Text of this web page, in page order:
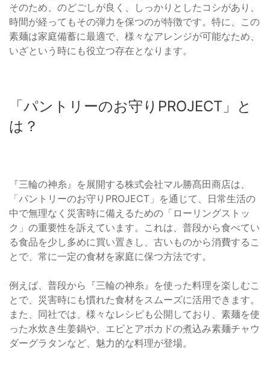
そのため、のどごしが良く、しっかりとしたコシがあり、
時間が経ってもその弾力を保つのが特徴です。特に、この
素麺は家庭備蓄に最適で、様々なアレンジが可能なため、
いざという時にも役立つ存在となります。
「パントリーのお守りPROJECT」と
は？
『三輪の神糸』を展開する株式会社マル勝髙田商店は、
「パントリーのお守りPROJECT」を通じて、日常生活の
中で無理なく災害時に備えるための「ローリングストッ
ク」の重要性を訴えています。これは、普段から食べてい
る食品を少し多めに買い置きし、古いものから消費するこ
とで、常に一定の食材を家庭に保つ方法です。
例えば、普段から『三輪の神糸』を使った料理を楽しむこ
とで、災害時にも慣れた食材をスムーズに活用できます。
また、同社では、様々なレシピも公開しており、素麺を使
った水炊き生姜鍋や、エビとアボカドの煮込み素麺チャウ
ダーグラタンなど、魅力的な料理が登場。